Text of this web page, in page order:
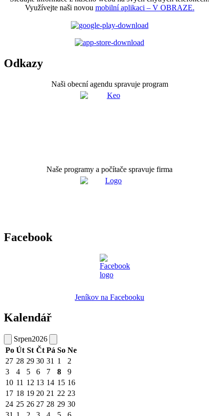
Využívejte naši novou mobilní aplikaci – V OBRAZE.
Odkazy
Naši obecní agendu spravuje program
Naše programy a počítače spravuje firma
Facebook
Jeníkov na Facebooku
Kalendář
Srpen2026
Po Út St Čt Pá So Ne
27 28 29 30 31 1
2
3
4 5 6 7 8
9
10 11 12 13 14 15 16
17 18 19 20 21 22 23
24 25 26 27 28 29 30